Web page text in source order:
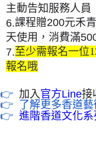
主動告知服務人員
6.課程贈200元禾
天使用，消費滿
7.至少需報名一位
報名哦
👉 加入官方Line接
👉 了解更多香道藝
👉 進階香道文化系